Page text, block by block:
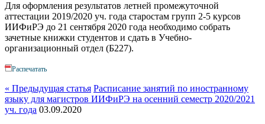
Для оформления результатов летней промежуточной
аттестации 2019/2020 уч. года старостам групп 2-5 курсов
ИИФиРЭ до 21 сентября 2020 года необходимо собрать
зачетные книжки студентов и сдать в Учебно-
организационный отдел (Б227).
Распечатать
« Предыдущая статья Расписание занятий по иностранному
языку для магистров ИИФиРЭ на осенний семестр 2020/2021
уч. года 03.09.2020